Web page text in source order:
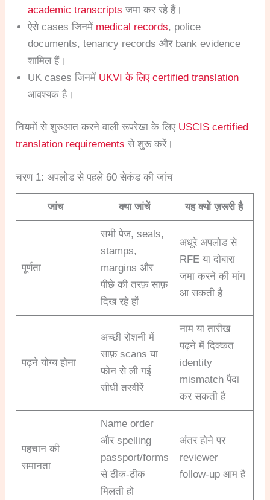
academic transcripts जमा कर रहे हैं।
ऐसे cases जिनमें medical records, police
documents, tenancy records और bank evidence
शामिल हैं।
UK cases जिनमें UKVI के लिए certified translation
आवश्यक है।
नियमों से शुरुआत करने वाली रूपरेखा के लिए USCIS certified
translation requirements से शुरू करें।
चरण 1: अपलोड से पहले 60 सेकंड की जांच
जांच क्या जांचें यह क्यों ज़रूरी है
पूर्णता
सभी पेज, seals,
stamps,
margins और
पीछे की तरफ़ साफ़
दिख रहे हों
अधूरे अपलोड से
RFE या दोबारा
जमा करने की मांग
आ सकती है
पढ़ने योग्य होना
अच्छी रोशनी में
साफ़ scans या
फोन से ली गई
सीधी तस्वीरें
नाम या तारीख
पढ़ने में दिक्कत
identity
mismatch पैदा
कर सकती है
पहचान की
समानता
Name order
और spelling
passport/forms
से ठीक-ठीक
मिलती हो
अंतर होने पर
reviewer
follow-up आम है